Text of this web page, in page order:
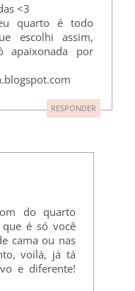
<3
quarto é todo
escolhi assim,
apaixonada por
RESPONDER
do quarto
é só você
cama ou nas
voilá, já tá
e diferente!